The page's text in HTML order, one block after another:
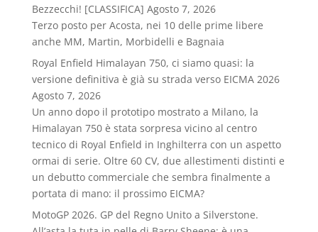
Bezzecchi! [CLASSIFICA] Agosto 7, 2026
Terzo posto per Acosta, nei 10 delle prime libere
anche MM, Martin, Morbidelli e Bagnaia
Royal Enfield Himalayan 750, ci siamo quasi: la
versione definitiva è già su strada verso EICMA 2026
Agosto 7, 2026
Un anno dopo il prototipo mostrato a Milano, la
Himalayan 750 è stata sorpresa vicino al centro
tecnico di Royal Enfield in Inghilterra con un aspetto
ormai di serie. Oltre 60 CV, due allestimenti distinti e
un debutto commerciale che sembra finalmente a
portata di mano: il prossimo EICMA?
MotoGP 2026. GP del Regno Unito a Silverstone.